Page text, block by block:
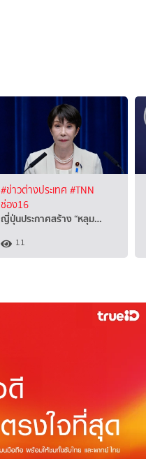
#ข่าวต่างประเทศ #TNN
ช่อง16
ญี่ปุ่นประกาศสร้าง “หลุม…
11